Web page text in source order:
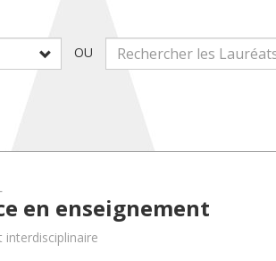
OU
en enseignement
interdisciplinaire